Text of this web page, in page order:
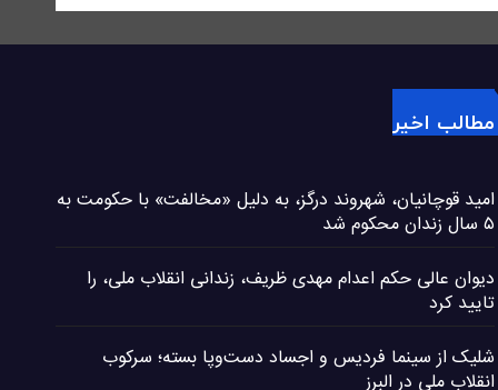
مطالب اخیر
امید قوچانیان، شهروند درگز، به دلیل «مخالفت» با حکومت به
۵ سال زندان محکوم شد
دیوان عالی حکم اعدام مهدی ظریف، زندانی انقلاب ملی، را
تایید کرد
شلیک از سینما فردیس و اجساد دست‌وپا بسته؛ سرکوب
انقلاب ملی در البرز